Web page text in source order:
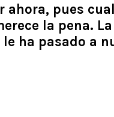
ahora, pues
la pena.
ha pasado a